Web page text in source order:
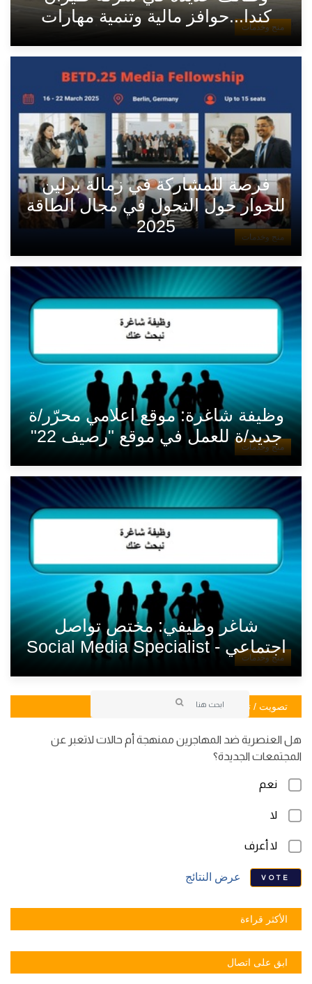
منح وخدمات
كندا...حوافز مالية وتنمية مهارات
منح وخدمات
فرصة للمشاركة في زمالة برلين
للحوار حول التحول في مجال الطاقة
2025
منح وخدمات
وظيفة شاغرة: موقع اعلامي محرّر/ة
جديد/ة للعمل في موقع "رصيف 22"
منح وخدمات
شاغر وظيفي: مختص تواصل
اجتماعي - Social Media Specialist
تصويت / تصويت
هل العنصرية ضد المهاجرين ممنهجة أم حالات لاتعبر عن
المجتمعات الجديدة؟
نعم
لا
لا أعرف
VOTE عرض النتائج
الأكثر قراءة
ابق على اتصال